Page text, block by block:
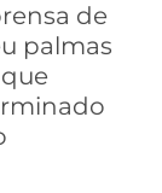
de
palmas